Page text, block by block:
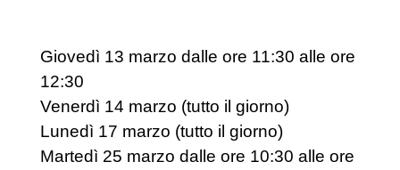
Giovedì 13 marzo dalle ore 11:30 alle ore
12:30
Venerdì 14 marzo (tutto il giorno)
Lunedì 17 marzo (tutto il giorno)
Martedì 25 marzo dalle ore 10:30 alle ore